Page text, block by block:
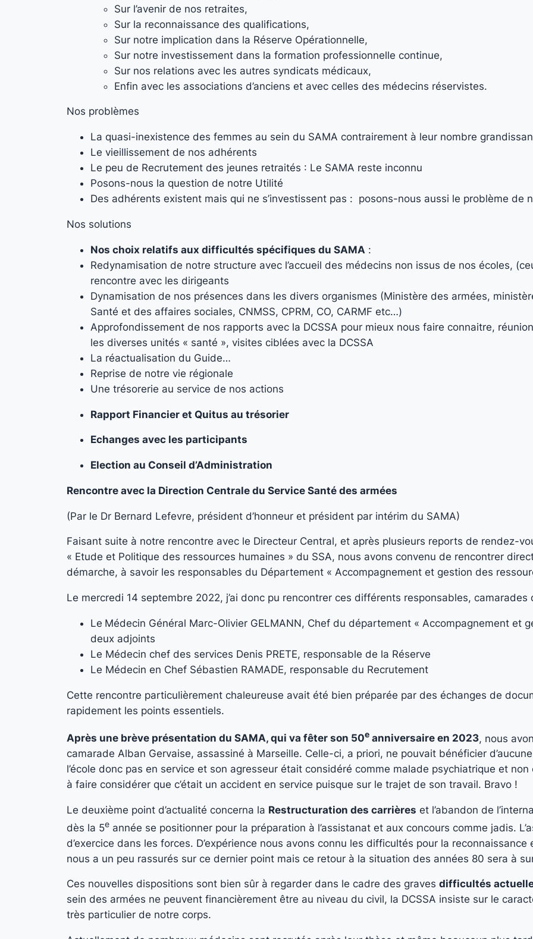
Sur l’avenir de nos retraites,
Sur la reconnaissance des qualifications,
Sur notre implication dans la Réserve Opérationnelle,
Sur notre investissement dans la formation professionnelle continue,
Sur nos relations avec les autres syndicats médicaux,
Enfin avec les associations d’anciens et avec celles des médecins réservistes.
Nos problèmes
La quasi-inexistence des femmes au sein du SAMA contrairement à leur nombre
Le vieillissement de nos adhérents
Le peu de Recrutement des jeunes retraités : Le SAMA reste inconnu
Posons-nous la question de notre Utilité
Des adhérents existent mais qui ne s’investissent pas : posons-nous aussi le problème de
Nos solutions
Nos choix relatifs aux difficultés spécifiques du SAMA :
Redynamisation de notre structure avec l’accueil des médecins non issus de nos écoles,
rencontre avec les dirigeants
Dynamisation de nos présences dans les divers organismes (Ministère des armées,
Santé et des affaires sociales, CNMSS, CPRM, CO, CARMF etc…)
Approfondissement de nos rapports avec la DCSSA pour mieux nous faire connaitre,
les diverses unités « santé », visites ciblées avec la DCSSA
La réactualisation du Guide…
Reprise de notre vie régionale
Une trésorerie au service de nos actions
Rapport Financier et Quitus au trésorier
Echanges avec les participants
Election au Conseil d’Administration
Rencontre avec la Direction Centrale du Service Santé des armées
(Par le Dr Bernard Lefevre, président d’honneur et président par intérim du SAMA)
Faisant suite à notre rencontre avec le Directeur Central, et après plusieurs reports de rendez-
« Etude et Politique des ressources humaines » du SSA, nous avons convenu de rencontrer
démarche, à savoir les responsables du Département « Accompagnement et gestion des
Le mercredi 14 septembre 2022, j’ai donc pu rencontrer ces différents responsables, camarades
Le Médecin Général Marc-Olivier GELMANN, Chef du département « Accompagnement et
deux adjoints
Le Médecin chef des services Denis PRETE, responsable de la Réserve
Le Médecin en Chef Sébastien RAMADE, responsable du Recrutement
Cette rencontre particulièrement chaleureuse avait été bien préparée par des échanges de
rapidement les points essentiels.
Après une brève présentation du SAMA, qui va fêter son 50e anniversaire en 2023, nous
camarade Alban Gervaise, assassiné à Marseille. Celle-ci, a priori, ne pouvait bénéficier
l’école donc pas en service et son agresseur était considéré comme malade psychiatrique et
à faire considérer que c’était un accident en service puisque sur le trajet de son travail. Bravo !
Le deuxième point d’actualité concerna la Restructuration des carrières et l’abandon de
dès la 5e année se positionner pour la préparation à l’assistanat et aux concours comme jadis.
d’exercice dans les forces. D’expérience nous avons connu les difficultés pour la
nous a un peu rassurés sur ce dernier point mais ce retour à la situation des années 80 sera à
Ces nouvelles dispositions sont bien sûr à regarder dans le cadre des graves difficultés
sein des armées ne peuvent financièrement être au niveau du civil, la DCSSA insiste sur le
très particulier de notre corps.